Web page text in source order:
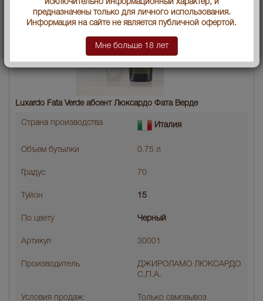
Luxardo Fata Verde абсент Люксардо Фата Верде
Страна производства Италия
Объем бутылки 0.75 л
Градус 70
Туйон 15
По цвету Черный
Артикул 30001
Производитель
ДЖИРОЛАМО ЛЮКСАРДО
С.П.А.
Условия продаж: Только самовывоз
исключительно информационный характер, и
предназначены только для личного использования.
Информация на сайте не является публичной офертой.
Мне больше 18 лет